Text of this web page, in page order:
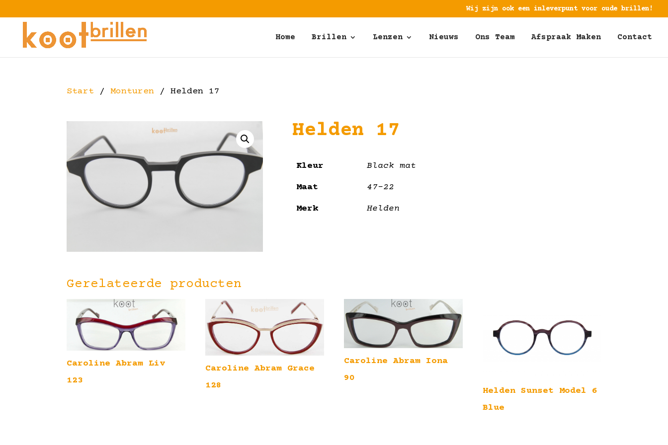
Wij zijn ook een inleverpunt voor oude brillen!
Home Brillen Lenzen Nieuws Ons Team Afspraak Maken Contact
Start /Monturen / Helden 17
Helden 17
Kleur Black mat
Maat 47-22
Merk Helden
Gerelateerde producten
Caroline Abram Liv
123
Caroline Abram Grace
128
Caroline Abram Iona
90
Helden Sunset Model 6
Blue